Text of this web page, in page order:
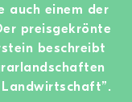
auch einem der
preisgekrönte
beschreibt